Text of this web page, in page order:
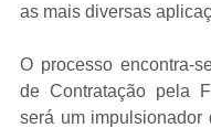
as mais diversas
O processo encontra-
de Contratação pela
será um impulsionador